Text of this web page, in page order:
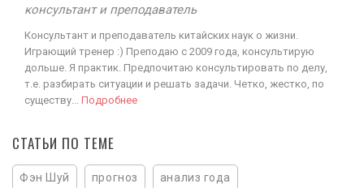
консультант и преподаватель
Консультант и преподаватель китайских наук о жизни.
Играющий тренер :) Преподаю с 2009 года, консультирую
дольше. Я практик. Предпочитаю консультировать по делу,
т.е. разбирать ситуации и решать задачи. Четко, жестко, по
существу... Подробнее
СТАТЬИ ПО ТЕМЕ
Фэн Шуй прогноз анализ года